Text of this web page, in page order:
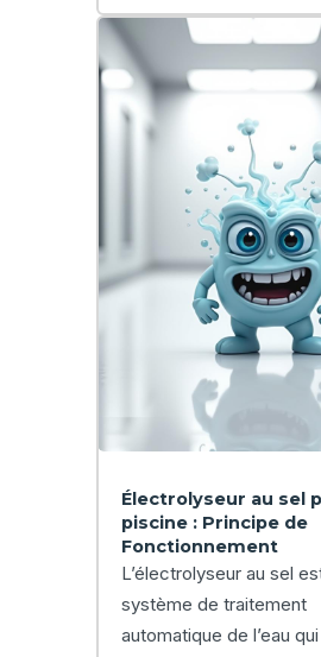
Électrolyseur au sel
piscine : Principe de
Fonctionnement
L’électrolyseur au sel
système de traitement
automatique de l’eau